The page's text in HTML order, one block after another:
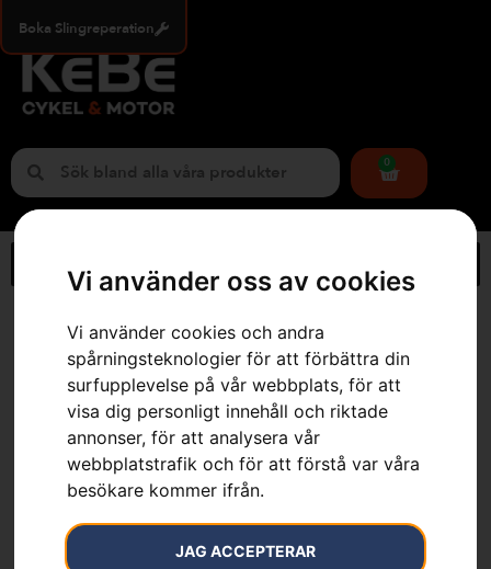
Vi använder oss av cookies
Vi använder cookies och andra
spårningsteknologier för att förbättra din
surfupplevelse på vår webbplats, för att
visa dig personligt innehåll och riktade
annonser, för att analysera vår
webbplatstrafik och för att förstå var våra
besökare kommer ifrån.
JAG ACCEPTERAR
Boka Slingreperation
0